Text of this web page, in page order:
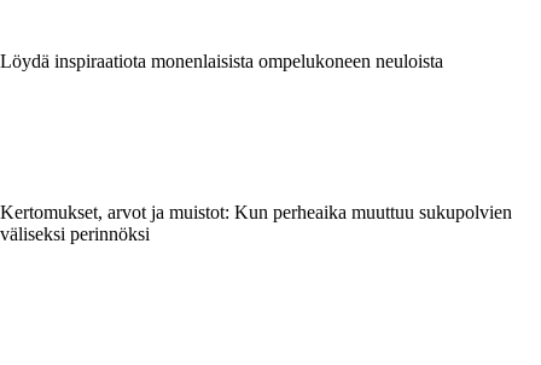
Löydä inspiraatiota monenlaisista ompelukoneen neuloista
Kertomukset, arvot ja muistot: Kun perheaika muuttuu sukupolvien
väliseksi perinnöksi